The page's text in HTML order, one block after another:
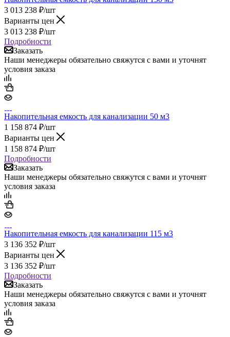
3 013 238 ₽/шт
Варианты цен
3 013 238 ₽/шт
Подробности
Заказать
Наши менеджеры обязательно свяжутся с вами и уточнят
условия заказа
Накопительная емкость для канализации 50 м3
1 158 874 ₽/шт
Варианты цен
1 158 874 ₽/шт
Подробности
Заказать
Наши менеджеры обязательно свяжутся с вами и уточнят
условия заказа
Накопительная емкость для канализации 115 м3
3 136 352 ₽/шт
Варианты цен
3 136 352 ₽/шт
Подробности
Заказать
Наши менеджеры обязательно свяжутся с вами и уточнят
условия заказа